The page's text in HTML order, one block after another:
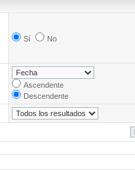
Sí No
Ascendente
Descendente